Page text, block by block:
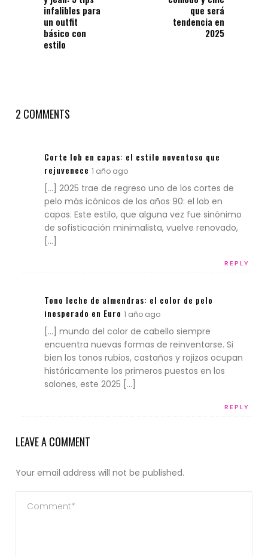
infalibles para
un outfit
básico con
estilo
que será
tendencia en
2025
2 COMMENTS
Corte lob en capas: el estilo noventoso que
rejuvenece 1 año ago
REPLY
[…] 2025 trae de regreso uno de los cortes de
pelo más icónicos de los años 90: el lob en
capas. Este estilo, que alguna vez fue sinónimo
de sofisticación minimalista, vuelve renovado,
[…]
Tono leche de almendras: el color de pelo
inesperado en Euro 1 año ago
REPLY
[…] mundo del color de cabello siempre
encuentra nuevas formas de reinventarse. Si
bien los tonos rubios, castaños y rojizos ocupan
históricamente los primeros puestos en los
salones, este 2025 […]
LEAVE A COMMENT
Your email address will not be published.